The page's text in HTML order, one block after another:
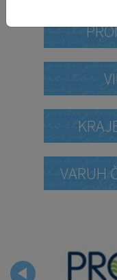
VARUH